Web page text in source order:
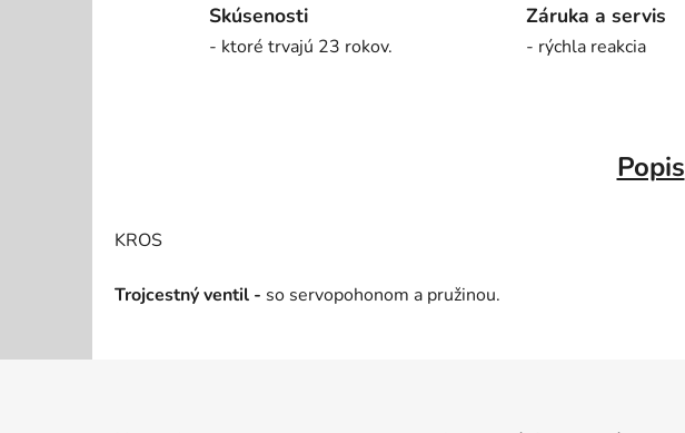
Skúsenosti
- ktoré trvajú 23 rokov.
Záruka a servis
- rýchla reakcia
Popis
KROS
Trojcestný ventil - so servopohonom a pružinou.